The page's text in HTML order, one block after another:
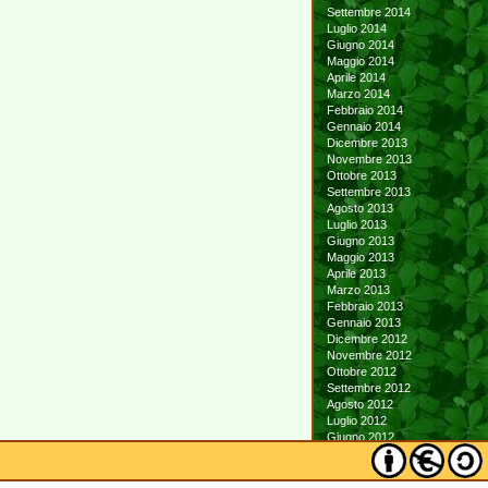
Settembre 2014
Luglio 2014
Giugno 2014
Maggio 2014
Aprile 2014
Marzo 2014
Febbraio 2014
Gennaio 2014
Dicembre 2013
Novembre 2013
Ottobre 2013
Settembre 2013
Agosto 2013
Luglio 2013
Giugno 2013
Maggio 2013
Aprile 2013
Marzo 2013
Febbraio 2013
Gennaio 2013
Dicembre 2012
Novembre 2012
Ottobre 2012
Settembre 2012
Agosto 2012
Luglio 2012
Giugno 2012
Maggio 2012
Aprile 2012